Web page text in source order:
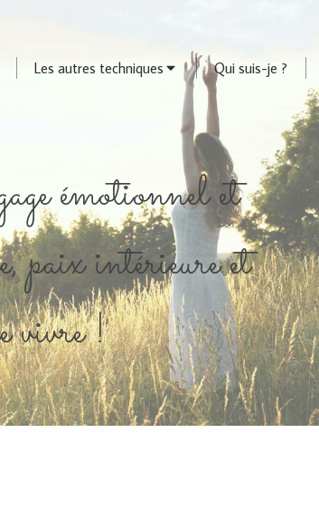
Les autres techniques Qui suis-je ?
émotionnel et
paix intérieure et
vivre !